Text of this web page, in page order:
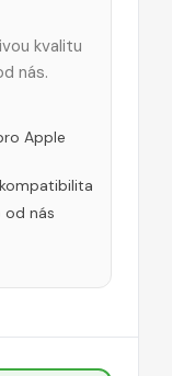
kvalitu
nás.
Apple
od nás